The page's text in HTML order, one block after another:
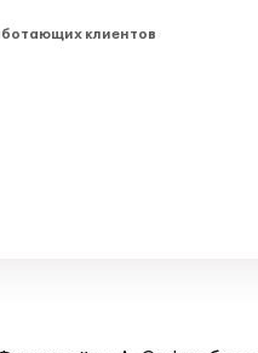
клиентов